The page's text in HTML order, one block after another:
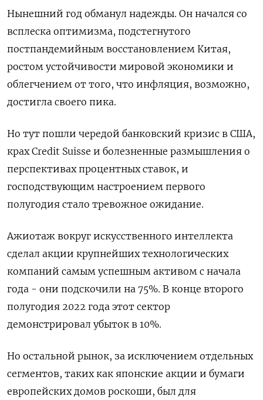
Нынешний год обманул надежды. Он начался со
всплеска оптимизма, подстегнутого
постпандемийным восстановлением Китая,
ростом устойчивости мировой экономики и
облегчением от того, что инфляция, возможно,
достигла своего пика.
Но тут пошли чередой банковский кризис в США,
крах Credit Suisse и болезненные размышления о
перспективах процентных ставок, и
господствующим настроением первого
полугодия стало тревожное ожидание.
Ажиотаж вокруг искусственного интеллекта
сделал акции крупнейших технологических
компаний самым успешным активом с начала
года - они подскочили на 75%. В конце второго
полугодия 2022 года этот сектор
демонстрировал убыток в 10%.
Но остальной рынок, за исключением отдельных
сегментов, таких как японские акции и бумаги
европейских домов роскоши, был для